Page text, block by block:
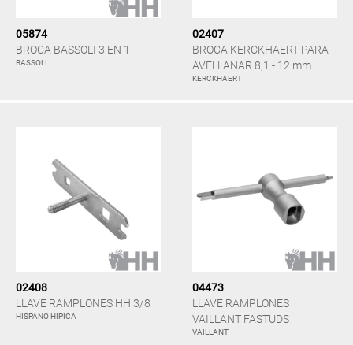
05874
BROCA BASSOLI 3 EN 1
BASSOLI
02407
BROCA KERCKHAERT PARA
AVELLANAR 8,1 - 12 mm.
KERCKHAERT
02408
LLAVE RAMPLONES HH 3/8
HISPANO HIPICA
04473
LLAVE RAMPLONES
VAILLANT FASTUDS
VAILLANT